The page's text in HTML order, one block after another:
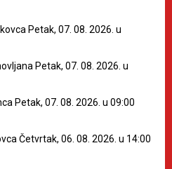
Petak, 07. 08. 2026. u
Petak, 07. 08. 2026. u
Petak, 07. 08. 2026. u 09:00
Četvrtak, 06. 08. 2026. u 14:00